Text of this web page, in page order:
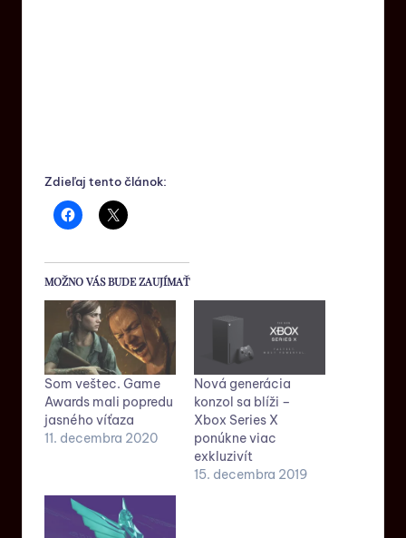
Zdieľaj tento článok:
MOŽNO VÁS BUDE ZAUJÍMAŤ
Som veštec. Game
Awards mali popredu
jasného víťaza
11. decembra 2020
Nová generácia
konzol sa blíži –
Xbox Series X
ponúkne viac
exkluzivít
15. decembra 2019